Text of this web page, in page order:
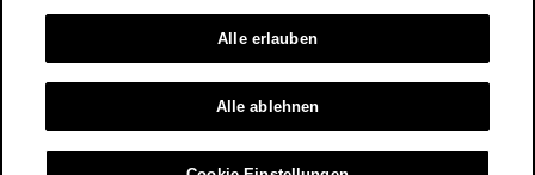
Fahrzeugmodelle: 93.6 g/km (WLTP). Die Angaben für ein
Fahrzeug können von den zulassungsrelevanten Daten nach
der individuellen Einzelfahrzeuggenehmigung abweichen.
Energieeffizienz-Kategorie nach dem neuen
Berechnungsverfahren gemäss Anhang 4.1 EnEV, gültig ab
01.01.2023. Informationen zur Energieetikette für
Alle ablehnen
Alle erlauben